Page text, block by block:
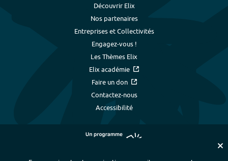
Découvrir Elix
Nos partenaires
Entreprises et Collectivités
Engagez-vous !
Les Thèmes Elix
Elix académie
Faire un don
Contactez-nous
Accessibilité